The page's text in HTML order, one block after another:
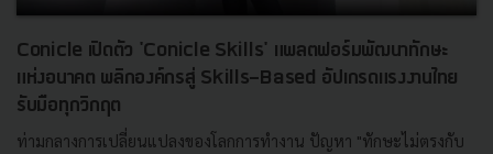
Conicle เปิดตัว 'Conicle Skills' แพลตฟอร์มพัฒนาทักษะ
แห่งอนาคต พลิกองค์กรสู่ Skills-Based อัปเกรดแรงงานไทย
รับมือทุกวิกฤต
ท่ามกลางการเปลี่ยนแปลงของโลกการทำงาน ปัญหา "ทักษะไม่ตรงกับ